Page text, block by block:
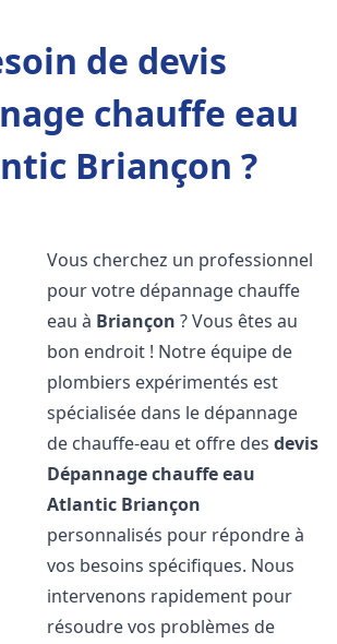
de devis
chauffe eau
Briançon ?
Vous cherchez un professionnel
pour votre dépannage chauffe
eau à Briançon ? Vous êtes au
bon endroit ! Notre équipe de
plombiers expérimentés est
spécialisée dans le dépannage
de chauffe-eau et offre desdevis
Dépannage chauffe eau
Atlantic Briançon
personnalisés pour répondre à
vos besoins spécifiques. Nous
intervenons rapidement pour
résoudre vos problèmes de